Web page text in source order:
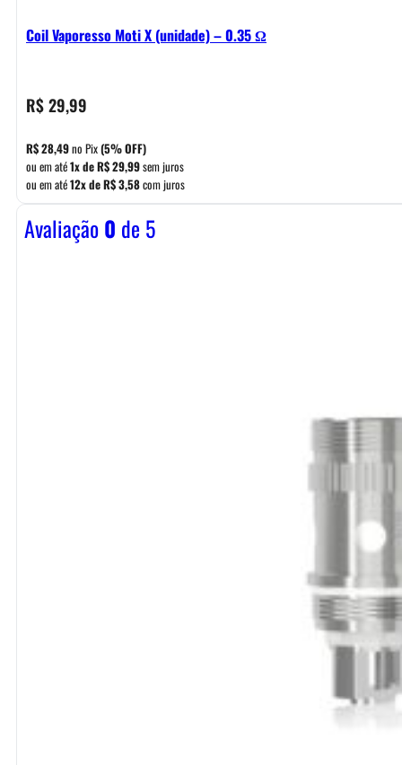
Coil Vaporesso Moti X (unidade) – 0.35 Ω
R$29,99
R$28,49no Pix(5% OFF)
ou em até1x deR$29,99sem juros
ou em até12x deR$3,58com juros
Avaliação0 de 5